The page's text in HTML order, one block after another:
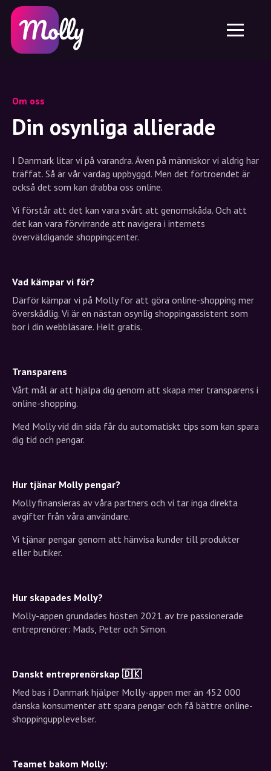
Hudvård
Hårvård
Dela rabattkod
Funktioner
Jobb
Plattform
Molly till iPhone och iPad
SE
DE
Om oss
Din osynliga allierade
I Danmark litar vi på varandra. Även på människor vi aldrig har
träffat. Så är vår vardag uppbyggd. Men det förtroendet är
också det som kan drabba oss online.
Vi förstår att det kan vara svårt att genomskåda. Och att
det kan vara förvirrande att navigera i internets
överväldigande shoppingcenter.
Vad kämpar vi för?
Därför kämpar vi på Molly för att göra online-shopping mer
överskådlig. Vi är en nästan osynlig shoppingassistent som
bor i din webbläsare. Helt gratis.
Transparens
Vårt mål är att hjälpa dig genom att skapa mer transparens i
online-shopping.
Med Molly vid din sida får du automatiskt tips som kan spara
dig tid och pengar.
Hur tjänar Molly pengar?
Molly finansieras av våra partners och vi tar inga direkta
avgifter från våra användare.
Vi tjänar pengar genom att hänvisa kunder till produkter
eller butiker.
Hur skapades Molly?
Molly-appen grundades hösten 2021 av tre passionerade
entreprenörer: Mads, Peter och Simon.
Danskt entreprenörskap 🇩🇰
Med bas i Danmark hjälper Molly-appen mer än 452 000
danska konsumenter att spara pengar och få bättre online-
shoppingupplevelser.
Teamet bakom Molly: